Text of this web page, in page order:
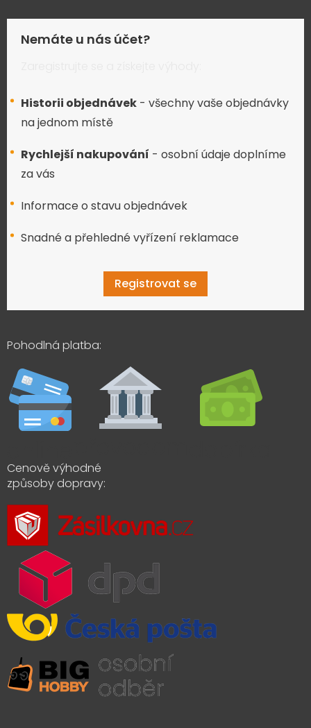
Nemáte u nás účet?
Historii objednávek - všechny vaše objednávky
na jednom místě
Rychlejší nakupování - osobní údaje doplníme
za vás
Informace o stavu objednávek
Snadné a přehledné vyřízení reklamace
Registrovat se
Pohodlná platba:
Cenově výhodné
způsoby dopravy: